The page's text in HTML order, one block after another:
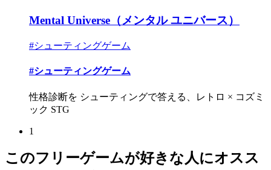
Mental Universe（メンタル ユニバース）
#シューティングゲーム
#シューティングゲーム
性格診断を シューティングで答える、レトロ × コズミ
ック STG
1
このフリーゲームが好きな人にオスス